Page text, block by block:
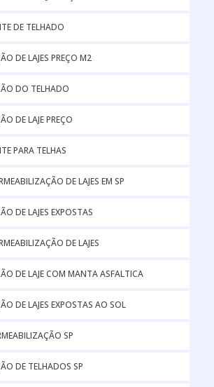
DE TELHADO
DE LAJES PREÇO M2
DO TELHADO
DE LAJE PREÇO
PARA TELHAS
DE LAJES EM SP
DE LAJES EXPOSTAS
DE LAJES
DE LAJE COM MANTA ASFALTICA
DE LAJES EXPOSTAS AO SOL
SP
DE TELHADOS SP